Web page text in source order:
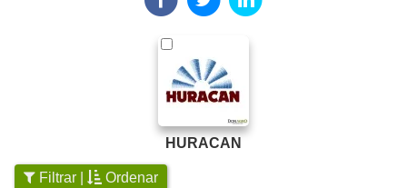
HURACAN
Filtrar | Ordenar